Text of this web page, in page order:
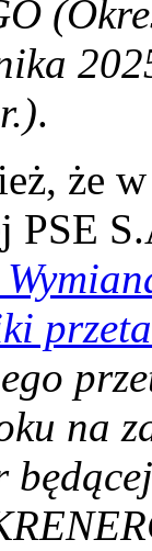
.
że
PSE
na